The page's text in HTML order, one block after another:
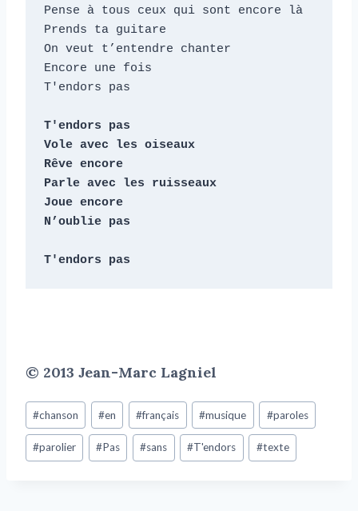
Pense à tous ceux qui sont encore là
Prends ta guitare
On veut t’entendre chanter
Encore une fois
T'endors pas
T'endors pas
Vole avec les oiseaux
Rêve encore
Parle avec les ruisseaux
Joue encore
N’oublie pas
T'endors pas
© 2013 Jean-Marc Lagniel
#chanson #en #français #musique #paroles
#parolier #Pas #sans #T'endors #texte